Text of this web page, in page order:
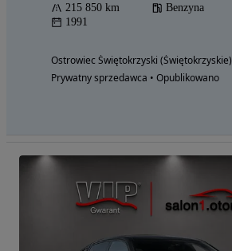
215 850 km Benzyna
1991
Ostrowiec Świętokrzyski (Świętokrzyskie)
Prywatny sprzedawca • Opublikowano